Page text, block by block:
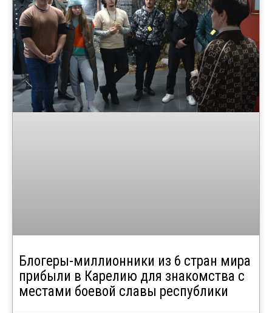
Блогеры-миллионники из 6 стран мира
прибыли в Карелию для знакомства с
местами боевой славы республики